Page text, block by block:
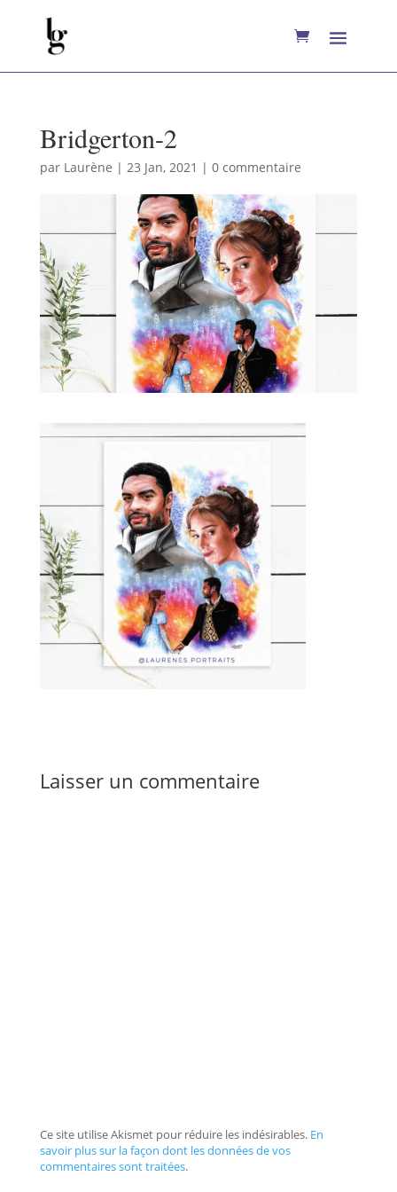
Bridgerton-2
par Laurène | 23 Jan, 2021 | 0 commentaire
Laisser un commentaire
Ce site utilise Akismet pour réduire les indésirables. En
savoir plus sur la façon dont les données de vos
commentaires sont traitées.